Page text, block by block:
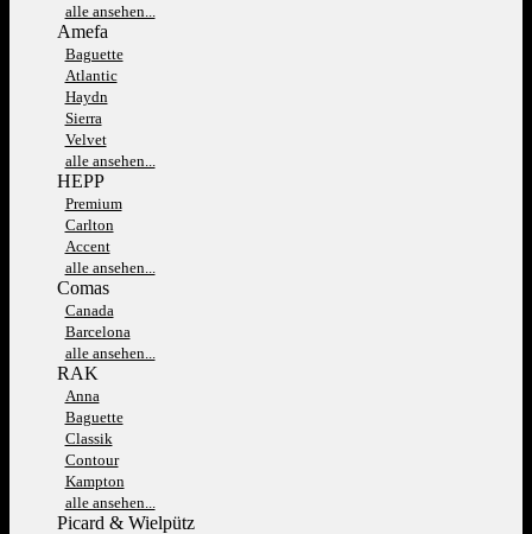
alle ansehen...
Amefa
Baguette
Atlantic
Haydn
Sierra
Velvet
alle ansehen...
HEPP
Premium
Carlton
Accent
alle ansehen...
Comas
Canada
Barcelona
alle ansehen...
RAK
Anna
Baguette
Classik
Contour
Kampton
alle ansehen...
Picard & Wielpütz